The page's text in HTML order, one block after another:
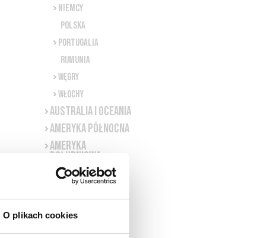
O plikach cookies
Niemcy
Polska
Portugalia
Rumunia
Węgry
Włochy
Australia i Oceania
Ameryka Północna
Ameryka
Południowa
Afryka
Południowa
Alkohole mocne
NASI PRODUCENCI